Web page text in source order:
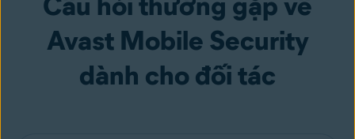
Avast Mobile Security
dành cho đối tác